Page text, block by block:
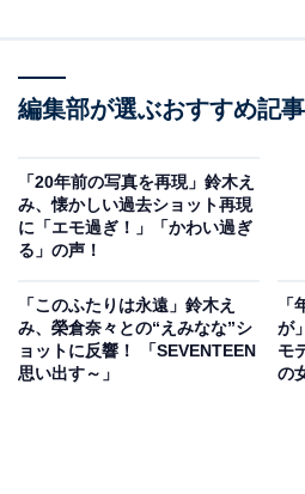
編集部が選ぶおすすめ記事
「20年前の写真を再現」鈴木え
み、懐かしい過去ショット再現
に「エモ過ぎ！」「かわい過ぎ
る」の声！
「このふたりは永遠」鈴木え
み、榮倉奈々との“えみなな”シ
ョットに反響！ 「SEVENTEEN
思い出す～」
が
モ
の